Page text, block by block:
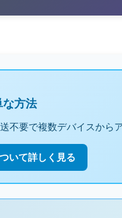
方法
不要で複数デバイスから
いて詳しく見る